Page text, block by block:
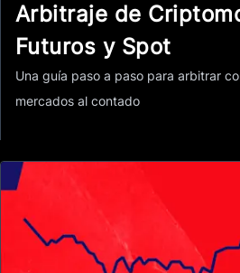
Arbitraje de
Futuros y Spot
Una guía paso a paso para arbitrar
mercados al contado